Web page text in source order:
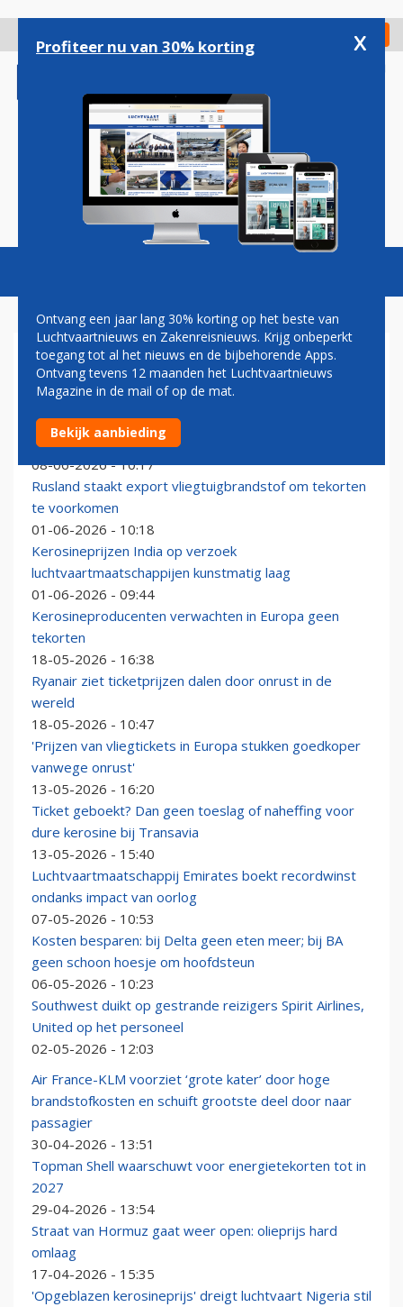
gaan
Check in
Magazine Podcasts Vacatures
KEROSINE
Medewerker KLM terecht ontslagen na lekken van
1000 liter kerosine
08-06-2026 - 10:17
Rusland staakt export vliegtuigbrandstof om tekorten
te voorkomen
01-06-2026 - 10:18
Kerosineprijzen India op verzoek
luchtvaartmaatschappijen kunstmatig laag
01-06-2026 - 09:44
Kerosineproducenten verwachten in Europa geen
tekorten
18-05-2026 - 16:38
Ryanair ziet ticketprijzen dalen door onrust in de
wereld
18-05-2026 - 10:47
'Prijzen van vliegtickets in Europa stukken goedkoper
vanwege onrust'
13-05-2026 - 16:20
Ticket geboekt? Dan geen toeslag of naheffing voor
dure kerosine bij Transavia
13-05-2026 - 15:40
Luchtvaartmaatschappij Emirates boekt recordwinst
ondanks impact van oorlog
07-05-2026 - 10:53
Kosten besparen: bij Delta geen eten meer; bij BA
geen schoon hoesje om hoofdsteun
06-05-2026 - 10:23
Southwest duikt op gestrande reizigers Spirit Airlines,
United op het personeel
02-05-2026 - 12:03
Air France-KLM voorziet ‘grote kater’ door hoge
brandstofkosten en schuift grootste deel door naar
passagier
30-04-2026 - 13:51
Topman Shell waarschuwt voor energietekorten tot in
2027
29-04-2026 - 13:54
Straat van Hormuz gaat weer open: olieprijs hard
omlaag
17-04-2026 - 15:35
'Opgeblazen kerosineprijs' dreigt luchtvaart Nigeria stil
Profiteer nu van 30% korting x
Ontvang een jaar lang 30% korting op het beste van
Luchtvaartnieuws en Zakenreisnieuws. Krijg onbeperkt
toegang tot al het nieuws en de bijbehorende Apps.
Ontvang tevens 12 maanden het Luchtvaartnieuws
Magazine in de mail of op de mat.
Bekijk aanbieding